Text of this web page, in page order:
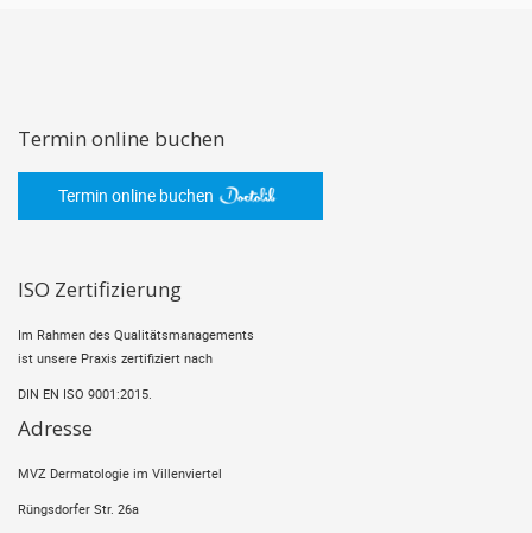
Termin online buchen
Termin online buchen
ISO Zertifizierung
Im Rahmen des Qualitätsmanagements
ist unsere Praxis zertifiziert nach
DIN EN ISO 9001:2015.
Adresse
MVZ Dermatologie im Villenviertel
Rüngsdorfer Str. 26a